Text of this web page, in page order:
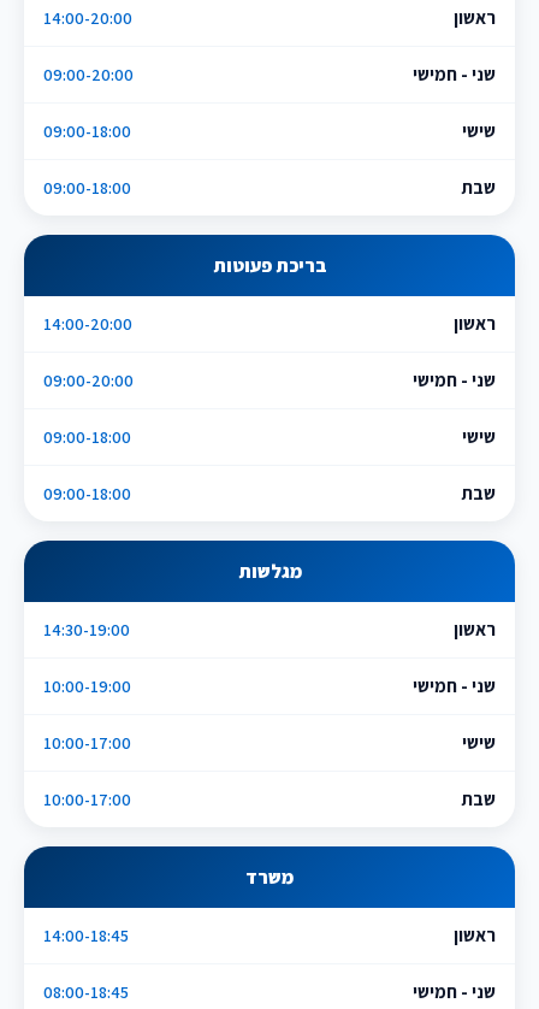
ראשון 14:00-20:00
שני - חמישי 09:00-20:00
שישי 09:00-18:00
שבת 09:00-18:00
בריכת פעוטות
ראשון 14:00-20:00
שני - חמישי 09:00-20:00
שישי 09:00-18:00
שבת 09:00-18:00
מגלשות
ראשון 14:30-19:00
שני - חמישי 10:00-19:00
שישי 10:00-17:00
שבת 10:00-17:00
משרד
ראשון 14:00-18:45
שני - חמישי 08:00-18:45